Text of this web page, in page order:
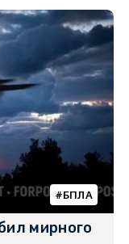
БПЛА
мирного